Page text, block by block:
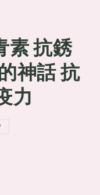
素 抗銹
神話 抗
力